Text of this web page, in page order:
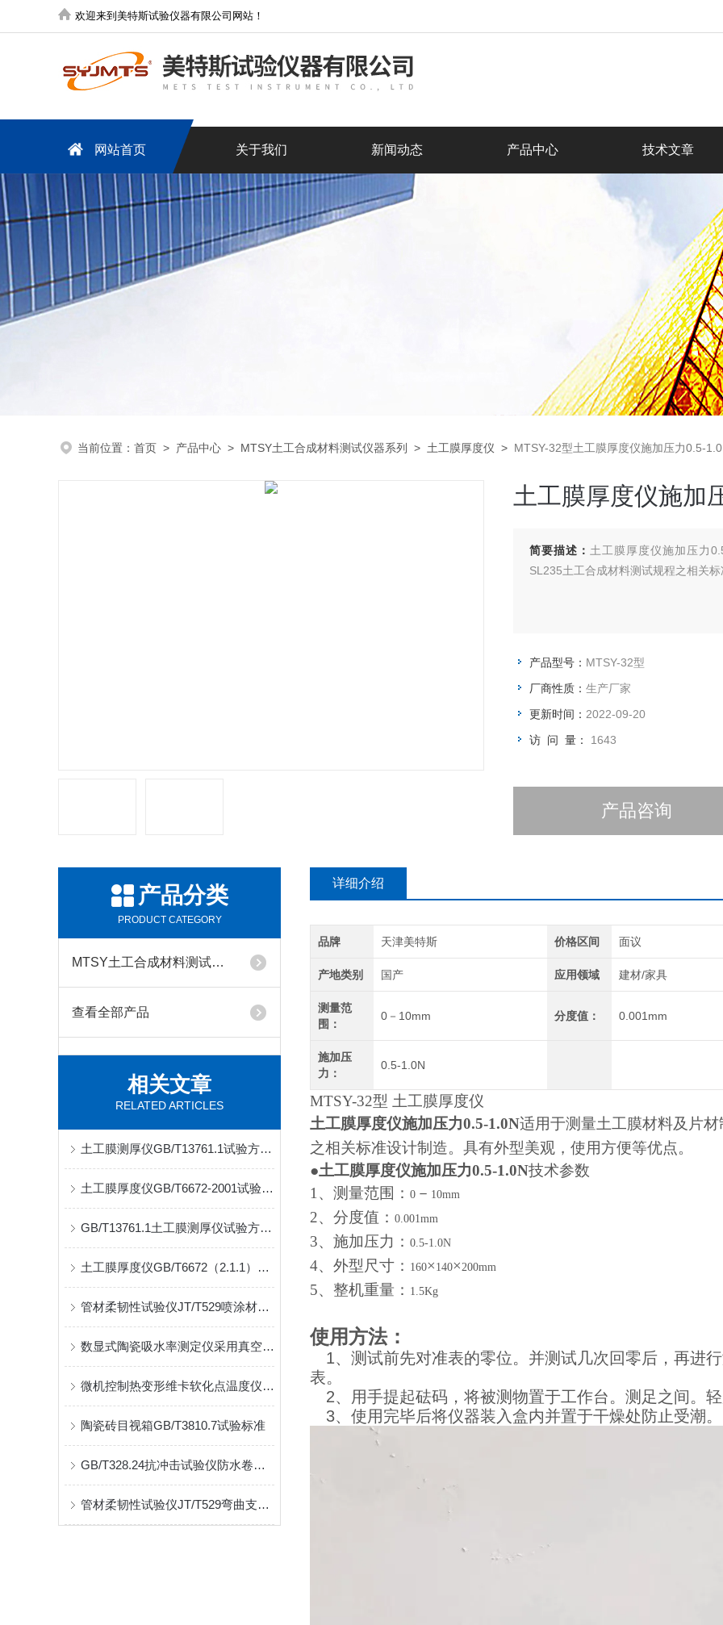
欢迎来到美特斯试验仪器有限公司网站！
网站首页 关于我们 新闻动态 产品中心 技术文章
当前位置： 首页 > 产品中心 > MTSY土工合成材料测试仪器系列 > 土工膜厚度仪 > MTSY-32型土工膜厚度仪施加压力0.5-
土工膜厚度仪施加
简要描述： 土工膜厚度仪施加压力
SL235土工合成材料测试规程之相关
产品型号： MTSY-32型
厂商性质： 生产厂家
更新时间： 2022-09-20
访 问 量： 1643
产品咨询
产品分类
PRODUCT CATEGORY
MTSY土工合成材料测试仪器系列
查看全部产品
相关文章
RELATED ARTICLES
土工膜测厚仪GB/T13761.1试验方式介绍
土工膜厚度仪GB/T6672-2001试验标准介绍
GB/T13761.1土工膜测厚仪试验方式介绍
土工膜厚度仪GB/T6672（2.1.1）执行标准
管材柔韧性试验仪JT/T529喷涂材质塞尺规格
数显式陶瓷吸水率测定仪采用真空法试验原理
微机控制热变形维卡软化点温度仪GB/T8802试验规范介绍
陶瓷砖目视箱GB/T3810.7试验标准
GB/T328.24抗冲击试验仪防水卷材冲击穿刺试验
管材柔韧性试验仪JT/T529弯曲支撑机构间距调节范围
详细介绍
品牌 天津美特斯 价格区间 面议
产地类别 国产 应用领域 建材/家具
测量范
围：
0－10mm 分度值： 0.001mm
施加压
力：
0.5-1.0N
MTSY-32型 土工膜厚度仪
土工膜厚度仪施加压力0.5-1.0N适用于测量土工膜材料及片
之相关标准设计制造。具有外型美观，使用方便等优点。
●土工膜厚度仪施加压力0.5-1.0N技术参数
1 、测量范围： 0 － 10mm
2、分度值： 0.001mm
3、施加压力： 0.5-1.0N
4、外型尺寸： 160× 140×200mm
5、整机重量： 1.5Kg
使用方法：
1、测试前先对准表的零位。并测试几次回零后，再进
表。
2、用手提起砝码，将被测物置于工作台。测足之间。
3、使用完毕后将仪器装入盒内并置于干燥处防止受潮。